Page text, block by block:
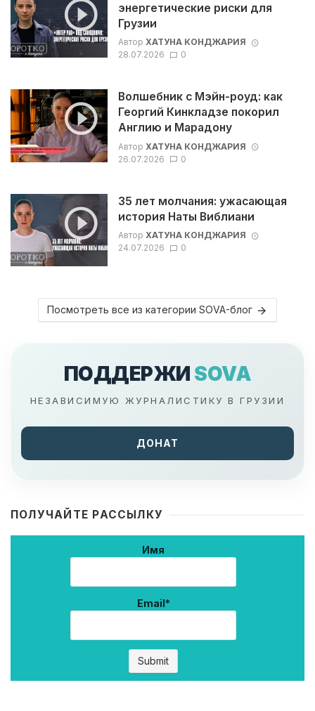
энергетические риски для
Грузии
Автор ХАТУНА КОНДЖАРИЯ
28.07.2026
0
Волшебник с Мэйн-роуд: как
Георгий Кинкладзе покорил
Англию и Марадону
Автор ХАТУНА КОНДЖАРИЯ
26.07.2026
0
35 лет молчания: ужасающая
история Наты Виблиани
Автор ХАТУНА КОНДЖАРИЯ
24.07.2026
0
Посмотреть все из категории SOVA-блог
ПОДДЕРЖИ SOVA
НЕЗАВИСИМУЮ ЖУРНАЛИСТИКУ В ГРУЗИИ
ДОНАТ
ПОЛУЧАЙТЕ РАССЫЛКУ
Имя
Email*